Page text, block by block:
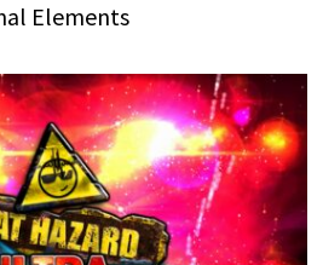
Elements